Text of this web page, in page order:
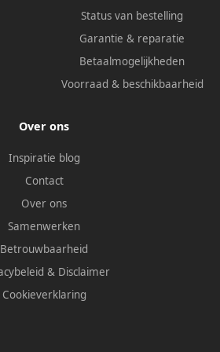
Status van bestelling
Garantie & reparatie
Betaalmogelijkheden
Voorraad & beschikbaarheid
Over ons
Inspiratie blog
Contact
Over ons
Samenwerken
Betrouwbaarheid
& Disclaimer
Cookieverklaring